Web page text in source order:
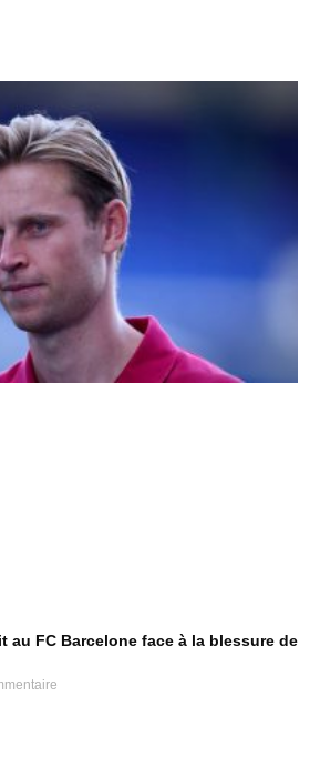
au FC Barcelone face à la blessure de